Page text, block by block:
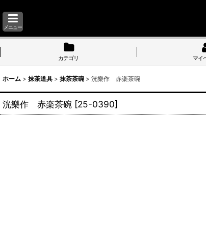
メニュー
カテゴリ マイ
ホーム > 抹茶道具 > 抹茶茶碗 > 洸樂作 赤楽茶碗
洸樂作 赤楽茶碗 [25-0390]